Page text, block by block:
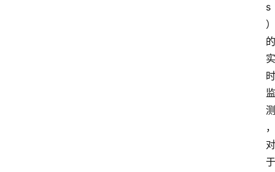
s
）
的
实
时
监
测
，
对
于